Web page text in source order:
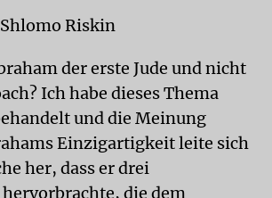
Riskin
der erste Jude und nicht
Ich habe dieses Thema
und die Meinung
Einzigartigkeit leite sich
her, dass er drei
die dem